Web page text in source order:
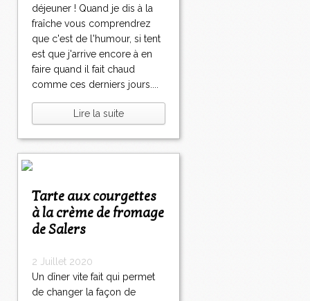
déjeuner ! Quand je dis à la
fraîche vous comprendrez
que c'est de l'humour, si tent
est que j'arrive encore à en
faire quand il fait chaud
comme ces derniers jours....
Lire la suite
Tarte aux courgettes
à la crème de fromage
de Salers
2 Juillet 2020
Un dîner vite fait qui permet
de changer la façon de